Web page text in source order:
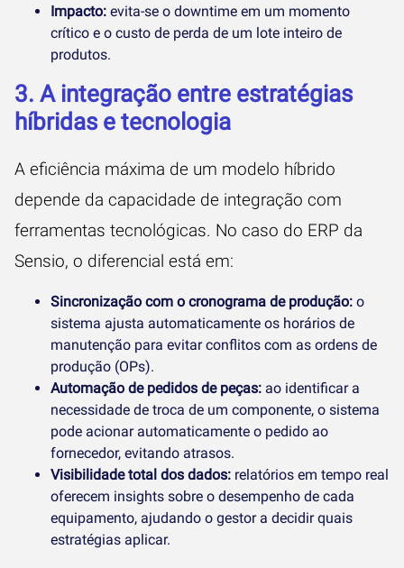
Impacto: evita-se o downtime em um momento
crítico e o custo de perda de um lote inteiro de
produtos.
3. A integração entre estratégias
híbridas e tecnologia
A eficiência máxima de um modelo híbrido
depende da capacidade de integração com
ferramentas tecnológicas. No caso do ERP da
Sensio, o diferencial está em:
Sincronização com o cronograma de produção: o
sistema ajusta automaticamente os horários de
manutenção para evitar conflitos com as ordens de
produção (OPs).
Automação de pedidos de peças: ao identificar a
necessidade de troca de um componente, o sistema
pode acionar automaticamente o pedido ao
fornecedor, evitando atrasos.
Visibilidade total dos dados: relatórios em tempo real
oferecem insights sobre o desempenho de cada
equipamento, ajudando o gestor a decidir quais
estratégias aplicar.